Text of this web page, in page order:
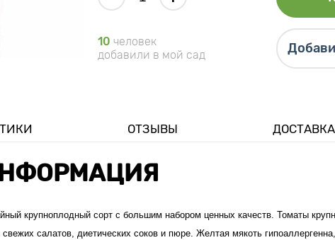
10 человек
добавили в мой сад
ОТЗЫВЫ
крупноплодный сорт с большим набором ценных качеств. Томаты
салатов, диетических соков и пюре. Желтая мякоть